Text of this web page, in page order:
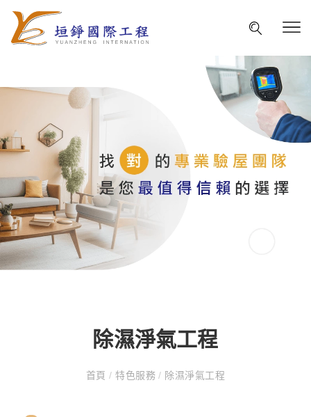
除濕淨氣工程
首頁/ 特色服務/ 除濕淨氣工程